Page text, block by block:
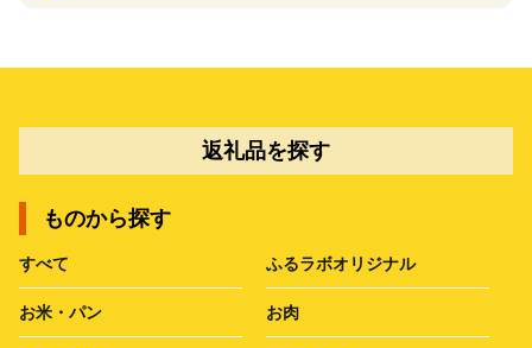
返礼品を探す
ものから探す
すべて ふるラボオリジナル
お米・パン お肉